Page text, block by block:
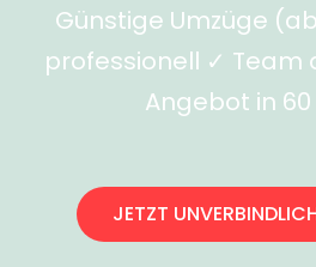
Günstige Umzüge
professionell ✓ Team
Angebot in 60
JETZT